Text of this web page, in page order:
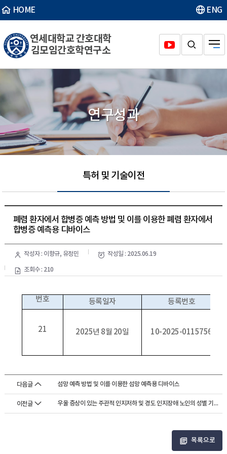
HOME ENG
연세대학교 간호대학
김모임간호학연구소
연구성과
특허 및 기술이전
폐렴 환자에서 합병증 예측 방법 및 이를 이용한 폐렴 환자에서
합병증 예측용 디바이스
작성자 : 이향규, 유정민 작성일 : 2025.06.19
조회수 : 210
번호 등록일자 등록번호
21 2025년 8월 20일 10-2025-0115756
다음글 섬망 예측 방법 및 이를 이용한 섬망 예측용 디바이스
이전글 우울 증상이 있는 주관적 인지저하 및 경도 인지장애 노인의 성별 기반 비정상 수...
목록으로